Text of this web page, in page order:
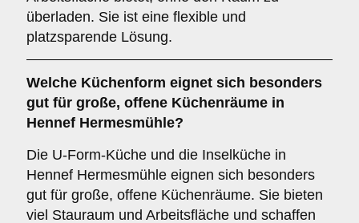
überladen. Sie ist eine flexible und
platzsparende Lösung.
Welche Küchenform eignet sich besonders
gut für große, offene Küchenräume in
Hennef Hermesmühle?
Die U-Form-Küche und die Inselküche in
Hennef Hermesmühle eignen sich besonders
gut für große, offene Küchenräume. Sie bieten
viel Stauraum und Arbeitsfläche und schaffen